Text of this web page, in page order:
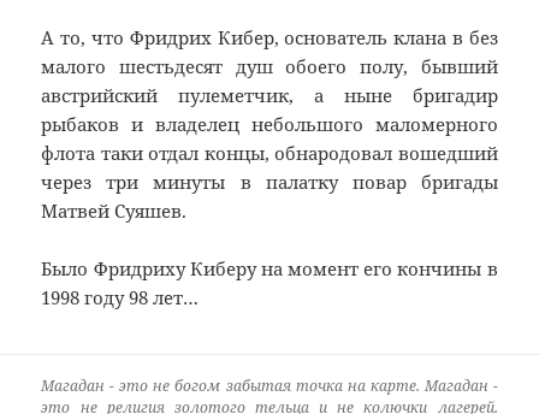
А то, что Фридрих Кибер, основатель клана в без
малого шестьдесят душ обоего полу, бывший
австрийский пулеметчик, а ныне бригадир
рыбаков и владелец небольшого маломерного
флота таки отдал концы, обнародовал вошедший
через три минуты в палатку повар бригады
Матвей Суяшев.
Было Фридриху Киберу на момент его кончины в
1998 году 98 лет…
Магадан - это не богом забытая точка на карте. Магадан -
это не религия золотого тельца и не колючки лагерей.